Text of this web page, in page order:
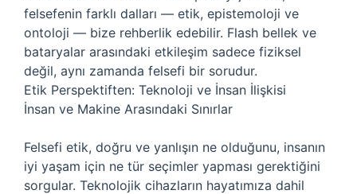
felsefenin farklı dalları — etik, epistemoloji ve
ontoloji — bize rehberlik edebilir. Flash bellek ve
bataryalar arasındaki etkileşim sadece fiziksel
değil, aynı zamanda felsefi bir sorudur.
Etik Perspektiften: Teknoloji ve İnsan İlişkisi
İnsan ve Makine Arasındaki Sınırlar
Felsefi etik, doğru ve yanlışın ne olduğunu, insanın
iyi yaşam için ne tür seçimler yapması gerektiğini
sorgular. Teknolojik cihazların hayatımıza dahil